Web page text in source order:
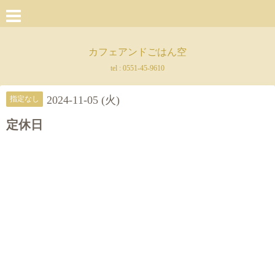
カフェアンドごはん空
tel : 0551-45-9610
指定なし 2024-11-05 (火)
定休日